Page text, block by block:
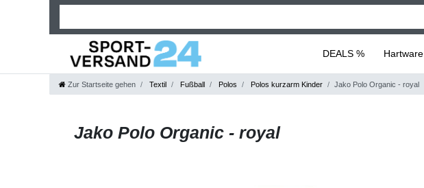
DEALS % Hartware
Zur Startseite gehen Textil Fußball Polos Polos kurzarm Kinder Jako Polo Organic - royal
Jako Polo Organic - royal